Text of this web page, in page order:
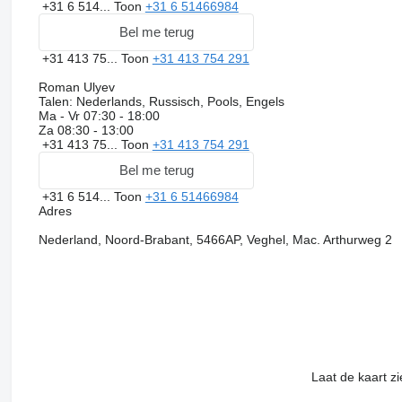
+31 6 514... Toon +31 6 51466984
Bel me terug
+31 413 75... Toon +31 413 754 291
Roman Ulyev
Talen: Nederlands, Russisch, Pools, Engels
Ma - Vr 07:30 - 18:00
Za 08:30 - 13:00
+31 413 75... Toon +31 413 754 291
Bel me terug
+31 6 514... Toon +31 6 51466984
Adres
Nederland, Noord-Brabant, 5466AP, Veghel, Mac. Arthurweg 2
Laat de kaart